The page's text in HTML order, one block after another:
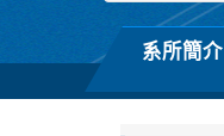
系所簡介